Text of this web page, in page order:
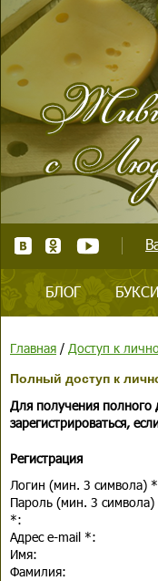
БЛОГ
Главная / Доступ к
Полный доступ к
Для получения полного
зарегистрироваться,
Регистрация
Логин (мин. 3 символа) *
Пароль (мин. 3 символа)
*:
Адрес e-mail *:
Имя:
Фамилия: